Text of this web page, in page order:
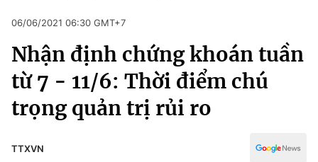
Chuyên mục
Chính trị
Xã hội
Pháp luật
Pháp luật
Kinh tế
Thể thao
Truyền hình
Văn hóa - Giải trí
Y tế
06/06/2021 06:30 GMT+7
Nhận định chứng khoán tuần
từ 7 - 11/6: Thời điểm chú
trọng quản trị rủi ro
TTXVN